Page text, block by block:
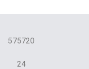
575720
24